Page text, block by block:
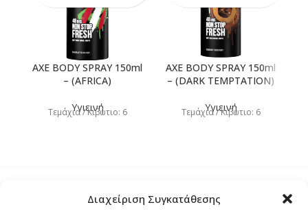
Διαχείριση Συγκατάθεσης
AXE BODY SPRAY 150ml
– (AFRICA)
Υγιεινή
Τεμάχια / Κιβώτιο: 6
AXE BODY SPRAY 150ml
– (DARK TEMPTATION)
Υγιεινή
Τεμάχια / Κιβώτιο: 6
Τρόποι Αποστολής